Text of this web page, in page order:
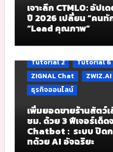
เจาะลึก CTMLO: อัป
ปี 2026 เปลี่ยน “คนทั
“Lead คุณภาพ”
Tutorial 2 Tutorial 6
ZIGNAL Chat
ZWIZ.AI
ธุรกิจออนไลน์
เพิ่มยอดขายร้านสัตว์
ชม. ด้วย 3 ฟีเจอร์เด็ด
Chatbot : ระบบ ปิดก
ทด้วย AI อัจฉริยะ